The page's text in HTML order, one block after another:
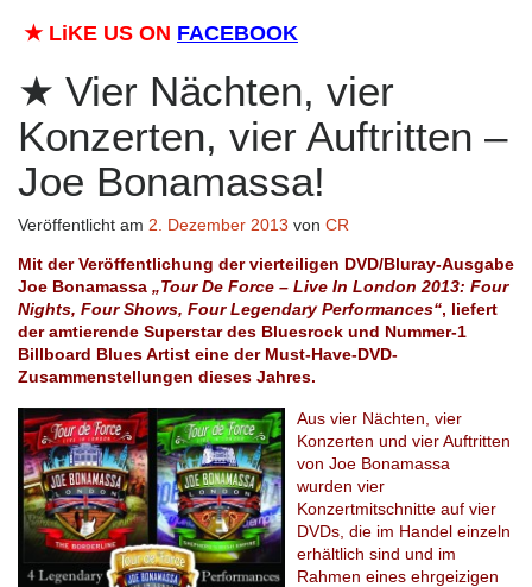
★ LiKE US ON FACEBOOK
Vier Nächten, vier
Konzerten, vier Auftritten –
Joe Bonamassa!
Veröffentlicht am 2. Dezember 2013 von CR
Mit der Veröffentlichung der vierteiligen DVD/Bluray-Ausgabe
Joe Bonamassa „Tour De Force – Live In London 2013: Four
Nights, Four Shows, Four Legendary Performances“, liefert
der amtierende Superstar des Bluesrock und Nummer-1
Billboard Blues Artist eine der Must-Have-DVD-
Zusammenstellungen dieses Jahres.
Aus vier Nächten, vier
Konzerten und vier Auftritten
von Joe Bonamassa
wurden vier
Konzertmitschnitte auf vier
DVDs, die im Handel einzeln
erhältlich sind und im
Rahmen eines ehrgeizigen